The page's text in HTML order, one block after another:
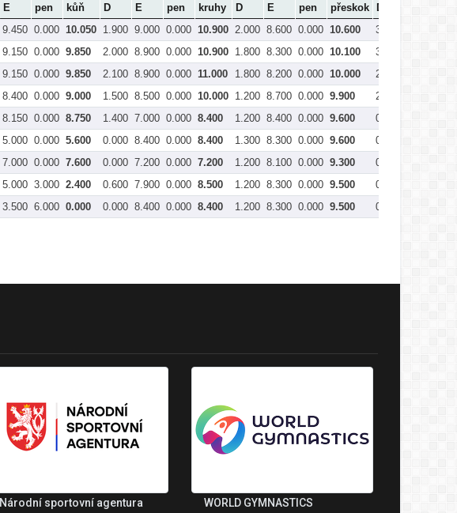
E pen kůň D E pen kruhy D E pen přeskok D
9.450 0.000 10.050 1.900 9.000 0.000 10.900 2.000 8.600 0.000 10.600 3.300
9.150 0.000 9.850 2.000 8.900 0.000 10.900 1.800 8.300 0.000 10.100 3.000
9.150 0.000 9.850 2.100 8.900 0.000 11.000 1.800 8.200 0.000 10.000 2.000
8.400 0.000 9.000 1.500 8.500 0.000 10.000 1.200 8.700 0.000 9.900 2.000
8.150 0.000 8.750 1.400 7.000 0.000 8.400 1.200 8.400 0.000 9.600 0.700
5.000 0.000 5.600 0.000 8.400 0.000 8.400 1.300 8.300 0.000 9.600 0.400
7.000 0.000 7.600 0.000 7.200 0.000 7.200 1.200 8.100 0.000 9.300 0.400
5.000 3.000 2.400 0.600 7.900 0.000 8.500 1.200 8.300 0.000 9.500 0.400
3.500 6.000 0.000 0.000 8.400 0.000 8.400 1.200 8.300 0.000 9.500 0.400
Národní sportovní agentura WORLD GYMNASTICS